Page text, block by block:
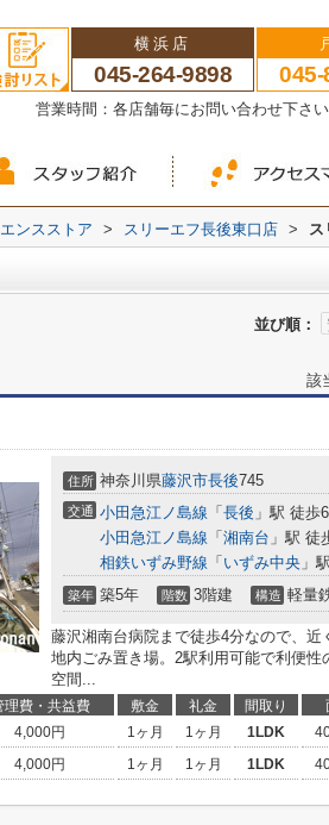
横浜店
045-264-9898 045-
営業時間：各店舗毎にお問い合わせ下
ンスストア > スリーエフ長後東口店 > ス
並び順：
該
住所 神奈川県藤沢市長後745
交通 小田急江ノ島線 「 長後 」駅 徒歩
小田急江ノ島線 「 湘南台 」駅 徒
相鉄いずみ野線 「 いずみ中央 」
築年 築5年 階数 3階建 構造 軽量
藤沢湘南台病院まで徒歩4分なので、
地内ごみ置き場。2駅利用可能で利便
空間...
理費・共益費 敷金 礼金 間取り
4,000円 1ヶ月 1ヶ月 1LDK
4,000円 1ヶ月 1ヶ月 1LDK